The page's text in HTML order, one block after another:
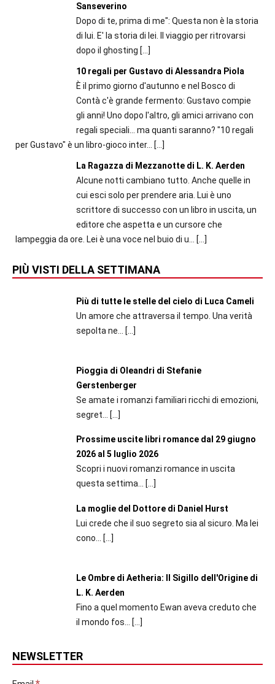
Sanseverino
Dopo di te, prima di me": Questa non è la storia
di lui. E' la storia di lei. Il viaggio per ritrovarsi
dopo il ghosting […]
10 regali per Gustavo di Alessandra Piola
È il primo giorno d'autunno e nel Bosco di
Contà c'è grande fermento: Gustavo compie
gli anni! Uno dopo l'altro, gli amici arrivano con
regali speciali... ma quanti saranno? "10 regali
per Gustavo" è un libro-gioco inter...
[…]
La Ragazza di Mezzanotte di L. K. Aerden
Alcune notti cambiano tutto. Anche quelle in
cui esci solo per prendere aria. Lui è uno
scrittore di successo con un libro in uscita, un
editore che aspetta e un cursore che
lampeggia da ore. Lei è una voce nel buio di u...
[…]
PIÙ VISTI DELLA SETTIMANA
Più di tutte le stelle del cielo di Luca Cameli
Un amore che attraversa il tempo. Una verità
sepolta ne...
[…]
Pioggia di Oleandri di Stefanie
Gerstenberger
Se amate i romanzi familiari ricchi di emozioni,
segret...
[…]
Prossime uscite libri romance dal 29 giugno
2026 al 5 luglio 2026
Scopri i nuovi romanzi romance in uscita
questa settima... […]
La moglie del Dottore di Daniel Hurst
Lui crede che il suo segreto sia al sicuro. Ma lei
cono...
[…]
Le Ombre di Aetheria: Il Sigillo dell'Origine di
L. K. Aerden
Fino a quel momento Ewan aveva creduto che
il mondo fos...
[…]
NEWSLETTER